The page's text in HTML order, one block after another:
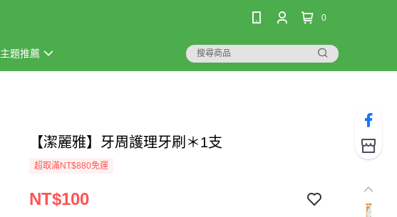
0
主題推薦
【潔麗雅】牙周護理牙刷＊1支
超取滿NT$880免運
NT$100